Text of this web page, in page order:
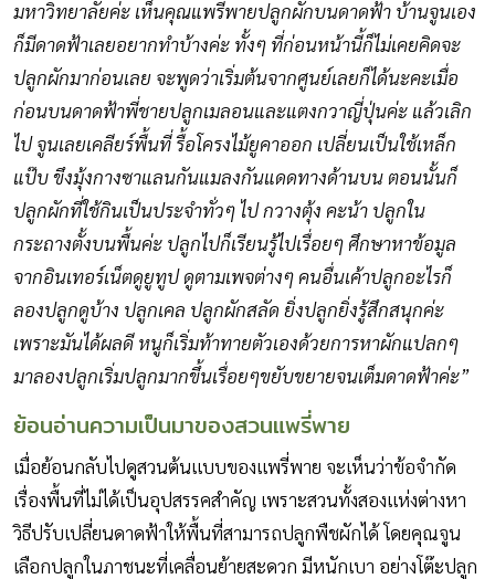
มหาวิทยาลัยค่ะ เห็นคุณแพรี่พายปลูกผักบนดาดฟ้า บ้านจูนเอง
ก็มีดาดฟ้าเลยอยากทำบ้างค่ะ ทั้งๆ ที่ก่อนหน้านี้ก็ไม่เคยคิดจะ
ปลูกผักมาก่อนเลย จะพูดว่าเริ่มต้นจากศูนย์เลยก็ได้นะคะเมื่อ
ก่อนบนดาดฟ้าพี่ชายปลูกเมลอนและแตงกวาญี่ปุ่นค่ะ แล้วเลิก
ไป จูนเลยเคลียร์พื้นที่ รื้อโครงไม้ยูคาออก เปลี่ยนเป็นใช้เหล็ก
แป๊บ ขึงมุ้งกางซาแลนกันแมลงกันแดดทางด้านบน ตอนนั้นก็
ปลูกผักที่ใช้กินเป็นประจำทั่วๆ ไป กวางตุ้ง คะน้า ปลูกใน
กระถางตั้งบนพื้นค่ะ ปลูกไปก็เรียนรู้ไปเรื่อยๆ ศึกษาหาข้อมูล
จากอินเทอร์เน็ตดูยูทูป ดูตามเพจต่างๆ คนอื่นเค้าปลูกอะไรก็
ลองปลูกดูบ้าง ปลูกเคล ปลูกผักสลัด ยิ่งปลูกยิ่งรู้สึกสนุกค่ะ
เพราะมันได้ผลดี หนูก็เริ่มท้าทายตัวเองด้วยการหาผักแปลกๆ
มาลองปลูกเริ่มปลูกมากขึ้นเรื่อยๆขยับขยายจนเต็มดาดฟ้าค่ะ”
ย้อนอ่านความเป็นมาของสวนแพรี่พาย
เมื่อย้อนกลับไปดูสวนต้นแบบของแพรี่พาย จะเห็นว่าข้อจำกัด
เรื่องพื้นที่ไม่ได้เป็นอุปสรรคสำคัญ เพราะสวนทั้งสองแห่งต่างหา
วิธีปรับเปลี่ยนดาดฟ้าให้พื้นที่สามารถปลูกพืชผักได้ โดยคุณจูน
เลือกปลูกในภาชนะที่เคลื่อนย้ายสะดวก มีหนักเบา อย่างโต๊ะปลูก